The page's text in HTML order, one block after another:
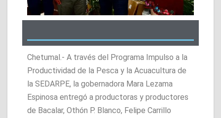
Chetumal.- A través del Programa Impulso a la
Productividad de la Pesca y la Acuacultura de
la SEDARPE, la gobernadora Mara Lezama
Espinosa entregó a productoras y productores
de Bacalar, Othón P. Blanco, Felipe Carrillo